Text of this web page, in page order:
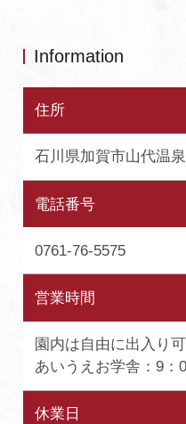
Information
住所
石川県加賀市山代温
電話番号
0761-76-5575
営業時間
園内は自由に出入り可
あいうえお学舎：9：
休業日